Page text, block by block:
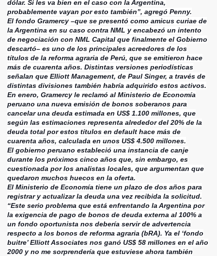
dólar. Si les va bien en el caso con la Argentina,
probablemente vayan por esto también”, agregó Penny.
El fondo Gramercy –que se presentó como amicus curiae de
la Argentina en su caso contra NML y encabezó un intento
de negociación con NML Capital que finalmente el Gobierno
descartó– es uno de los principales acreedores de los
títulos de la reforma agraria de Perú, que se emitieron hace
más de cuarenta años. Distintas versiones periodísticas
señalan que Elliott Management, de Paul Singer, a través de
distintas divisiones también habría adquirido estos activos.
En enero, Gramercy le reclamó al Ministerio de Economía
peruano una nueva emisión de bonos soberanos para
cancelar una deuda estimada en US$ 1.100 millones, que
según las estimaciones representa alrededor del 20% de la
deuda total por estos títulos en default hace más de
cuarenta años, calculada en unos US$ 4.500 millones.
El gobierno peruano estableció una instancia de canje
durante los próximos cinco años que, sin embargo, es
cuestionada por los analistas locales, que argumentan que
quedaron muchos huecos en la oferta.
El Ministerio de Economía tiene un plazo de dos años para
registrar y actualizar la deuda una vez recibida la solicitud.
“Este serio problema que está enfrentando la Argentina por
la exigencia de pago de bonos de deuda externa al 100% a
un fondo oportunista nos debería servir de advertencia
respecto a los bonos de reforma agraria (bRA). Ya el ‘fondo
buitre’ Elliott Associates nos ganó US$ 58 millones en el año
2000 y no me sorprendería que estuviese ahora también